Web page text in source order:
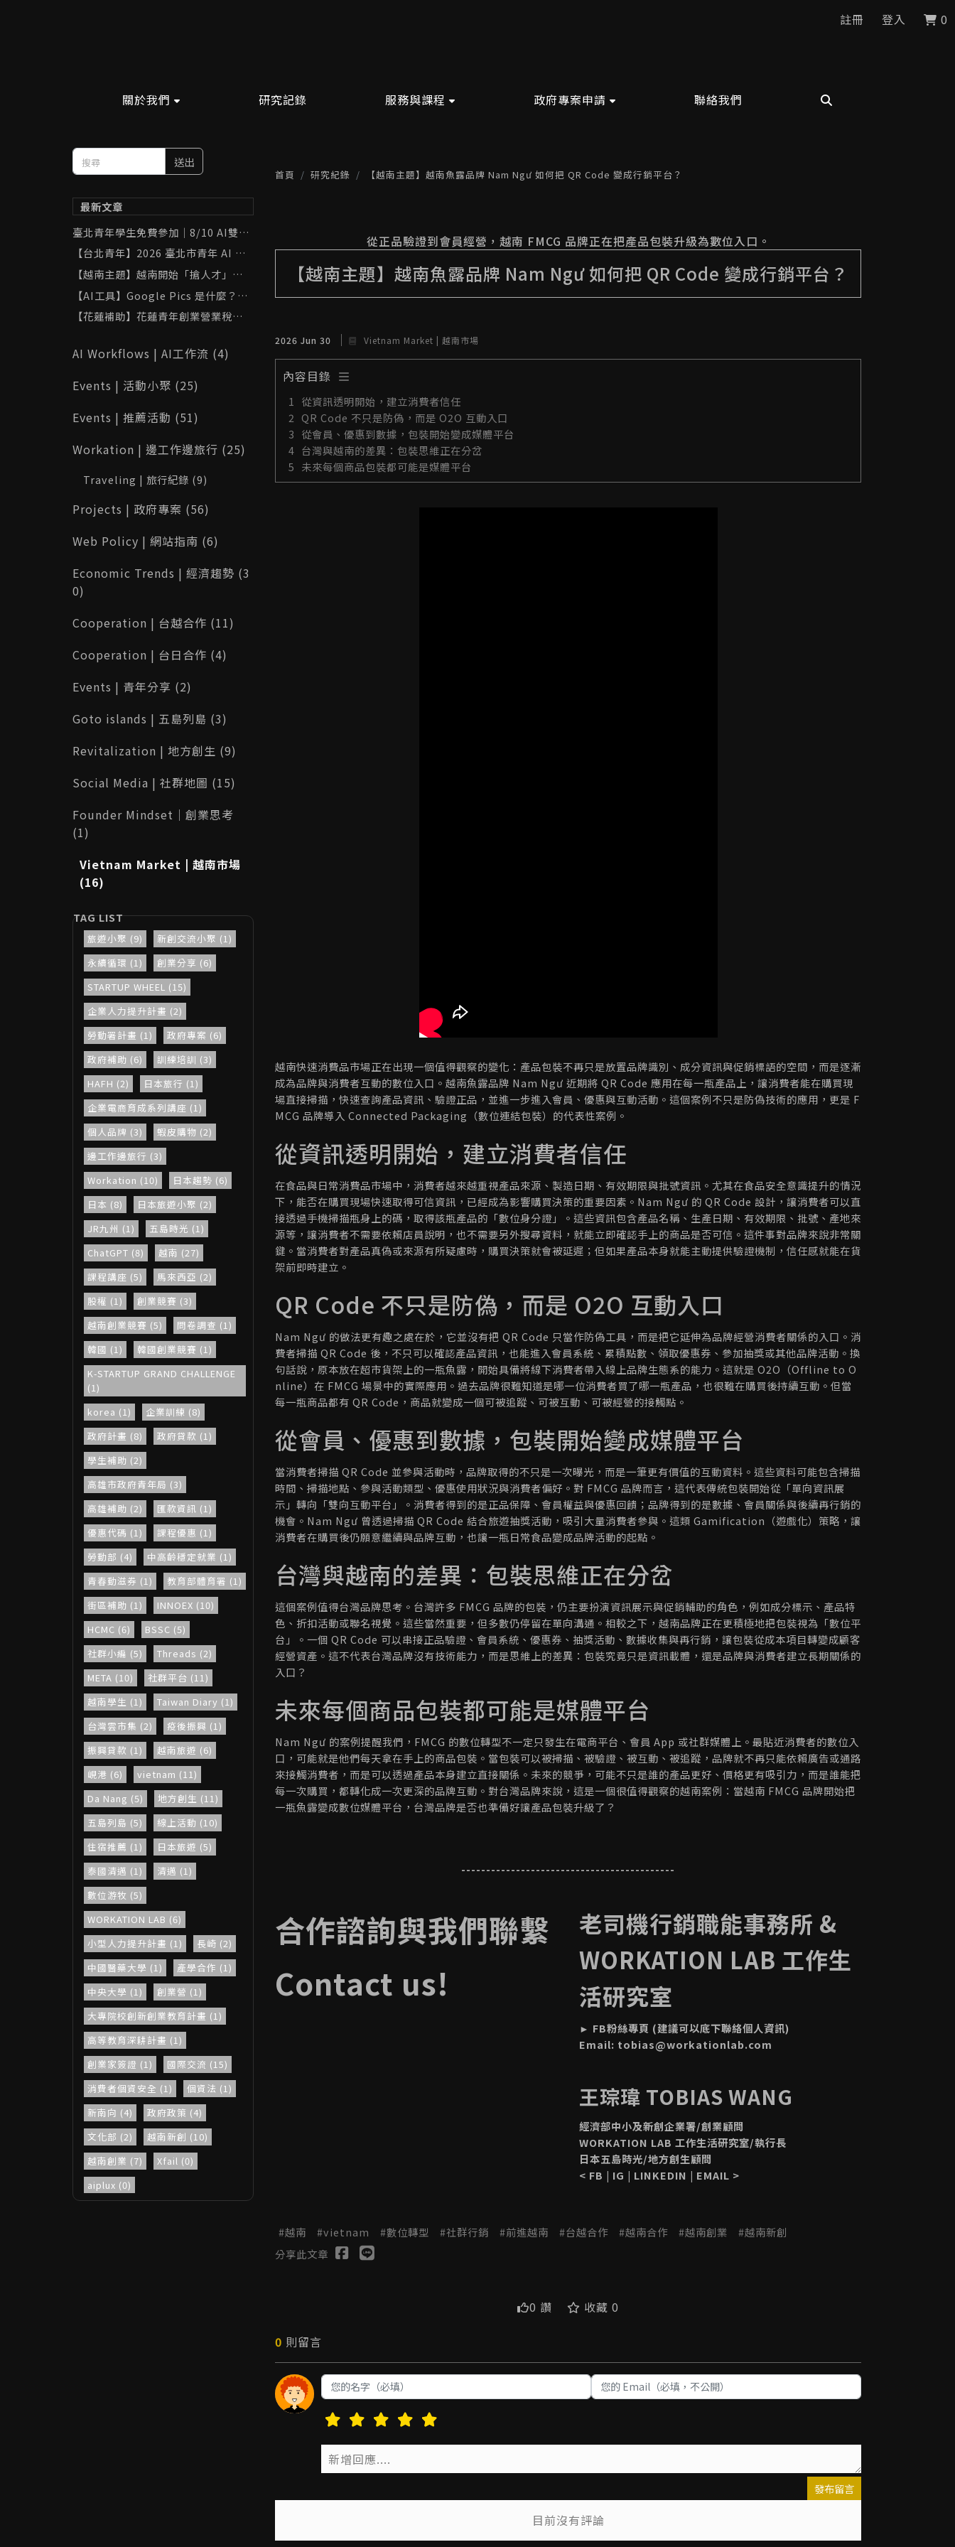
註冊 登入 0
關於我們 研究記錄 服務與課程 政府專案申請 聯絡我們
送出
最新文章
臺北青年學生免費參加｜8/10 AI雙助
手實戰班：ChatGPT × Gemini 學
習與職場應用
【台北青年】2026 臺北市青年 AI 工
具補助完整攻略｜ChatGPT、Gemin
i、Canva 最高補助 8,000 元
【越南主題】越南開始「搶人才」了！
胡志明市祭出 AI 與半導體人才補助，
台灣可以從中學到什麼？
【AI工具】Google Pics 是什麼？用
「黑貓打網球」實測 AI 圖像生成與局
部修改功能
【花蓮補助】花蓮青年創業營業稅補助
內容與完整攻略一次看
AI Workflows | AI工作流 (4)
Events | 活動小聚 (25)
Events | 推薦活動 (51)
Workation | 邊工作邊旅行 (25)
Traveling | 旅行紀錄 (9)
Projects | 政府專案 (56)
Web Policy | 網站指南 (6)
Economic Trends | 經濟趨勢 (3
0)
Cooperation | 台越合作 (11)
Cooperation | 台日合作 (4)
Events | 青年分享 (2)
Goto islands | 五島列島 (3)
Revitalization | 地方創生 (9)
Social Media | 社群地圖 (15)
Founder Mindset｜創業思考
(1)
Vietnam Market | 越南市場
(16)
旅遊小聚 (9)
新創交流小聚 (1)
永續循環 (1)
創業分享 (6)
STARTUP WHEEL (15)
企業人力提升計畫 (2)
勞動署計畫 (1)
政府專案 (6)
政府補助 (6)
訓練培訓 (3)
HAFH (2)
日本旅行 (1)
企業電商育成系列講座 (1)
個人品牌 (3)
蝦皮購物 (2)
邊工作邊旅行 (3)
Workation (10)
日本趨勢 (6)
日本 (8)
日本旅遊小聚 (2)
JR九州 (1)
五島時光 (1)
ChatGPT (8)
越南 (27)
課程講座 (5)
馬來西亞 (2)
股權 (1)
創業競賽 (3)
越南創業競賽 (5)
問卷調查 (1)
韓國 (1)
韓國創業競賽 (1)
K-STARTUP GRAND CHALLENGE
(1)
korea (1)
企業訓練 (8)
政府計畫 (8)
政府貸款 (1)
學生補助 (2)
高雄市政府青年局 (3)
高雄補助 (2)
匯款資訊 (1)
優惠代碼 (1)
課程優惠 (1)
勞動部 (4)
中高齡穩定就業 (1)
青春動滋券 (1)
教育部體育署 (1)
街區補助 (1)
INNOEX (10)
HCMC (6)
BSSC (5)
社群小編 (5)
Threads (2)
META (10)
社群平台 (11)
越南學生 (1)
Taiwan Diary (1)
台灣雲市集 (2)
疫後振興 (1)
振興貸款 (1)
越南旅遊 (6)
峴港 (6)
vietnam (11)
Da Nang (5)
地方創生 (11)
五島列島 (5)
線上活動 (10)
住宿推薦 (1)
日本旅遊 (5)
泰國清邁 (1)
清邁 (1)
數位游牧 (5)
WORKATION LAB (6)
小型人力提升計畫 (1)
長崎 (2)
中國醫藥大學 (1)
產學合作 (1)
中央大學 (1)
創業營 (1)
大專院校創新創業教育計畫 (1)
高等教育深耕計畫 (1)
創業家簽證 (1)
國際交流 (15)
消費者個資安全 (1)
個資法 (1)
新南向 (4)
政府政策 (4)
文化部 (2)
越南新創 (10)
越南創業 (7)
Xfail (0)
aiplux (0)
首頁 研究紀錄 【越南主題】越南魚露品牌 Nam Ngư 如何把 QR Code 變成行銷平台？
從正品驗證到會員經營，越南 FMCG 品牌正在把產品包裝升級為數位入口。
【越南主題】越南魚露品牌 Nam Ngư 如何把 QR Code 變成行銷平台？
2026 Jun 30 Vietnam Market | 越南市場
內容目錄
從資訊透明開始，建立消費者信任
QR Code 不只是防偽，而是 O2O 互動入口
從會員、優惠到數據，包裝開始變成媒體平台
台灣與越南的差異：包裝思維正在分岔
未來每個商品包裝都可能是媒體平台
越南快速消費品市場正在出現一個值得觀察的變化：產品包裝不再只是放置品牌識別、成分資訊與促銷標語的空間，而是逐漸
成為品牌與消費者互動的數位入口。越南魚露品牌 Nam Ngư 近期將 QR Code 應用在每一瓶產品上，讓消費者能在購買現
場直接掃描，快速查詢產品資訊、驗證正品，並進一步進入會員、優惠與互動活動。這個案例不只是防偽技術的應用，更是 F
MCG 品牌導入 Connected Packaging（數位連結包裝）的代表性案例。
從資訊透明開始，建立消費者信任
在食品與日常消費品市場中，消費者越來越重視產品來源、製造日期、有效期限與批號資訊。尤其在食品安全意識提升的情況
下，能否在購買現場快速取得可信資訊，已經成為影響購買決策的重要因素。Nam Ngư 的 QR Code 設計，讓消費者可以直
接透過手機掃描瓶身上的碼，取得該瓶產品的「數位身分證」。這些資訊包含產品名稱、生產日期、有效期限、批號、產地來
源等，讓消費者不需要依賴店員說明，也不需要另外搜尋資料，就能立即確認手上的商品是否可信。這件事對品牌來說非常關
鍵。當消費者對產品真偽或來源有所疑慮時，購買決策就會被延遲；但如果產品本身就能主動提供驗證機制，信任感就能在貨
架前即時建立。
QR Code 不只是防偽，而是 O2O 互動入口
Nam Ngư 的做法更有趣之處在於，它並沒有把 QR Code 只當作防偽工具，而是把它延伸為品牌經營消費者關係的入口。消
費者掃描 QR Code 後，不只可以確認產品資訊，也能進入會員系統、累積點數、領取優惠券、參加抽獎或其他品牌活動。換
句話說，原本放在超市貨架上的一瓶魚露，開始具備將線下消費者帶入線上品牌生態系的能力。這就是 O2O（Offline to O
nline）在 FMCG 場景中的實際應用。過去品牌很難知道是哪一位消費者買了哪一瓶產品，也很難在購買後持續互動。但當
每一瓶商品都有 QR Code，商品就變成一個可被追蹤、可被互動、可被經營的接觸點。
從會員、優惠到數據，包裝開始變成媒體平台
當消費者掃描 QR Code 並參與活動時，品牌取得的不只是一次曝光，而是一筆更有價值的互動資料。這些資料可能包含掃描
時間、掃描地點、參與活動類型、優惠使用狀況與消費者偏好。對 FMCG 品牌而言，這代表傳統包裝開始從「單向資訊展
示」轉向「雙向互動平台」。消費者得到的是正品保障、會員權益與優惠回饋；品牌得到的是數據、會員關係與後續再行銷的
機會。Nam Ngư 曾透過掃描 QR Code 結合旅遊抽獎活動，吸引大量消費者參與。這類 Gamification（遊戲化）策略，讓
消費者在購買後仍願意繼續與品牌互動，也讓一瓶日常食品變成品牌活動的起點。
台灣與越南的差異：包裝思維正在分岔
這個案例值得台灣品牌思考。台灣許多 FMCG 品牌的包裝，仍主要扮演資訊展示與促銷輔助的角色，例如成分標示、產品特
色、折扣活動或聯名視覺。這些當然重要，但多數仍停留在單向溝通。相較之下，越南品牌正在更積極地把包裝視為「數位平
台」。一個 QR Code 可以串接正品驗證、會員系統、優惠券、抽獎活動、數據收集與再行銷，讓包裝從成本項目轉變成顧客
經營資產。這不代表台灣品牌沒有技術能力，而是思維上的差異：包裝究竟只是資訊載體，還是品牌與消費者建立長期關係的
入口？
未來每個商品包裝都可能是媒體平台
Nam Ngư 的案例提醒我們，FMCG 的數位轉型不一定只發生在電商平台、會員 App 或社群媒體上。最貼近消費者的數位入
口，可能就是他們每天拿在手上的商品包裝。當包裝可以被掃描、被驗證、被互動、被追蹤，品牌就不再只能依賴廣告或通路
來接觸消費者，而是可以透過產品本身建立直接關係。未來的競爭，可能不只是誰的產品更好、價格更有吸引力，而是誰能把
每一次購買，都轉化成一次更深的品牌互動。對台灣品牌來說，這是一個很值得觀察的越南案例：當越南 FMCG 品牌開始把
一瓶魚露變成數位媒體平台，台灣品牌是否也準備好讓產品包裝升級了？
-------------------------------------------
合作諮詢與我們聯繫
Contact us!
老司機行銷職能事務所 &
WORKATION LAB 工作生
活研究室
► FB粉絲專頁 (建議可以底下聯絡個人資訊)
Email: tobias@workationlab.com
王琮瑋 TOBIAS WANG
經濟部中小及新創企業署/創業顧問
WORKATION LAB 工作生活研究室/執行長
日本五島時光/地方創生顧問
< FB | IG | LINKEDIN | EMAIL >
越南 vietnam 數位轉型 社群行銷 前進越南 台越合作 越南合作 越南創業
越南新創
分享此文章
0 讚 收藏 0
0 則留言
發布留言
目前沒有評論